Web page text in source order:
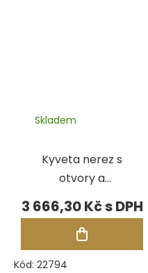
Kyveta nerez s
otvory a
prstencem,
pr.100 mm, výška
150 mm, tl. stěny
2,5 mm
Skladem
3 666,30 Kč
Kód: 22794